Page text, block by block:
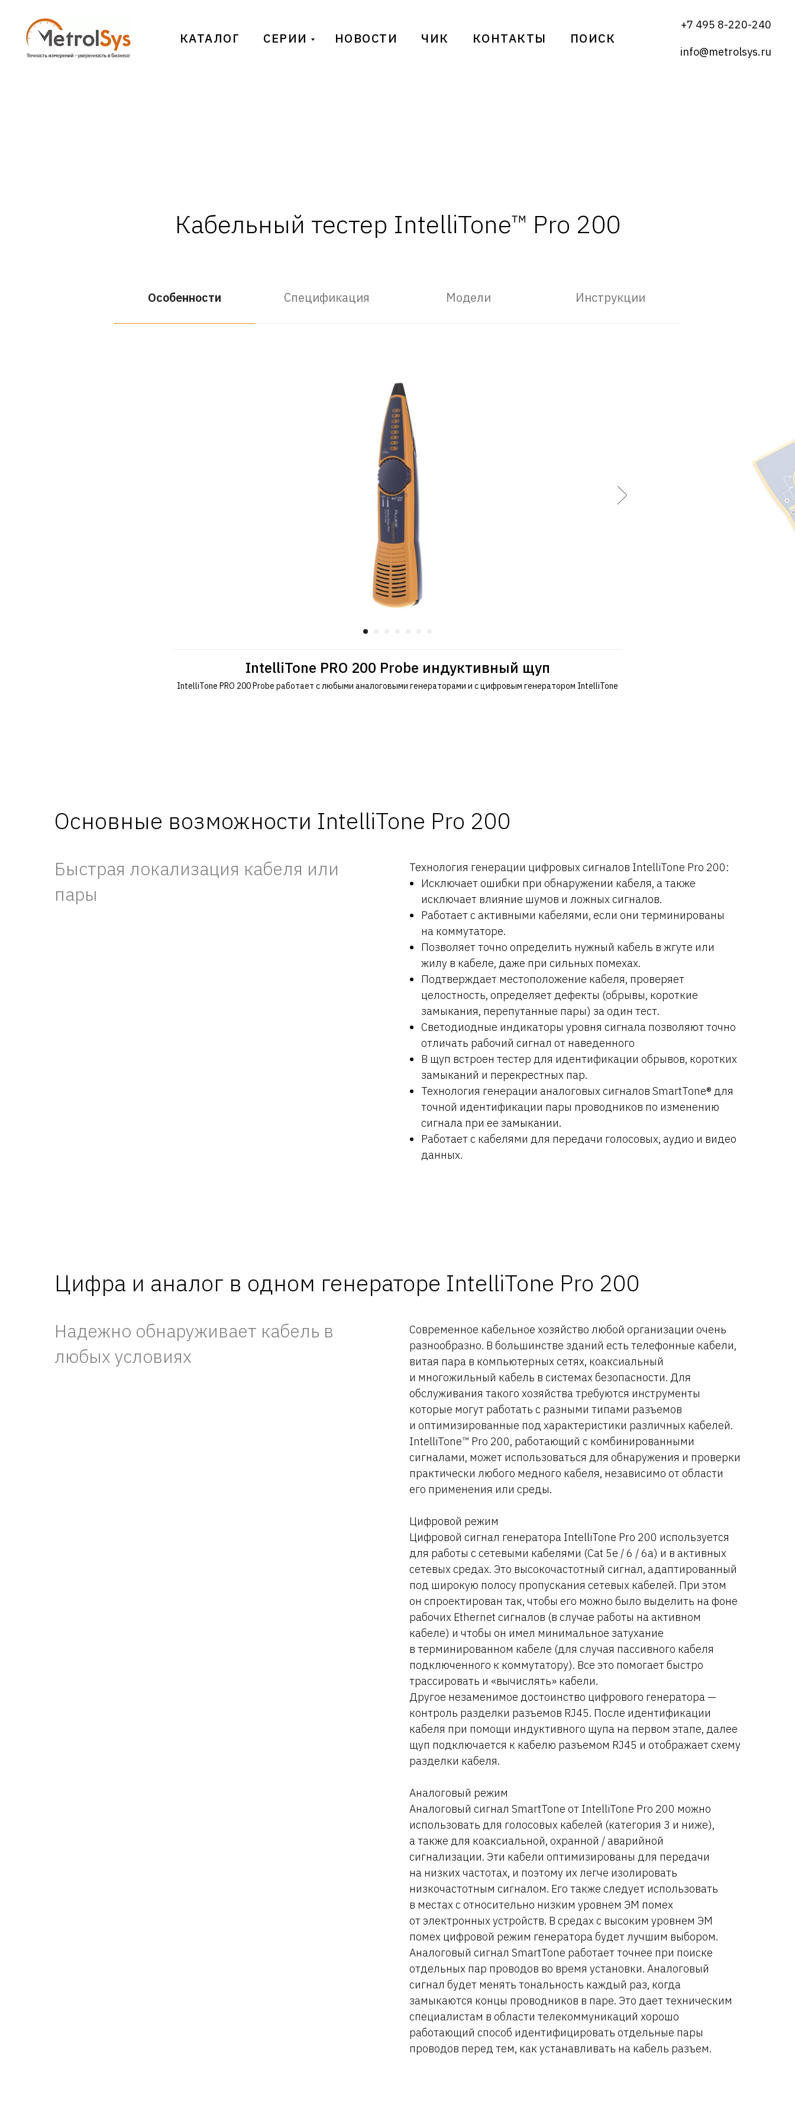
КАТАЛОГ СЕРИИ НОВОСТИ ЧИК КОНТАКТЫ ПОИСК
+7 495 8-220-240
info@metrolsys.ru
Кабельный тестер IntelliTone™ Pro 200
Особенности Спецификация Модели Инструкции
IntelliTone PRO 200 Probe индуктивный щуп
IntelliTone PRO 200 Probe работает с любыми аналоговыми генераторами и с цифровым генератором IntelliTone
Основные возможности IntelliTone Pro 200
Быстрая локализация кабеля или
пары
Технология генерации цифровых сигналов IntelliTone Pro 200:
Исключает ошибки при обнаружении кабеля, а также
исключает влияние шумов и ложных сигналов.
Работает с активными кабелями, если они терминированы
на коммутаторе.
Позволяет точно определить нужный кабель в жгуте или
жилу в кабеле, даже при сильных помехах.
Подтверждает местоположение кабеля, проверяет
целостность, определяет дефекты (обрывы, короткие
замыкания, перепутанные пары) за один тест.
Светодиодные индикаторы уровня сигнала позволяют точно
отличать рабочий сигнал от наведенного
В щуп встроен тестер для идентификации обрывов, коротких
замыканий и перекрестных пар.
Технология генерации аналоговых сигналов SmartTone® для
точной идентификации пары проводников по изменению
сигнала при ее замыкании.
Работает с кабелями для передачи голосовых, аудио и видео
данных.
Цифра и аналог в одном генераторе IntelliTone Pro 200
Надежно обнаруживает кабель в
любых условиях
Современное кабельное хозяйство любой организации очень
разнообразно. В большинстве зданий есть телефонные кабели,
витая пара в компьютерных сетях, коаксиальный
и многожильный кабель в системах безопасности. Для
обслуживания такого хозяйства требуются инструменты
которые могут работать с разными типами разъемов
и оптимизированные под характеристики различных кабелей.
IntelliTone™ Pro 200, работающий с комбинированными
сигналами, может использоваться для обнаружения и проверки
практически любого медного кабеля, независимо от области
его применения или среды.
Цифровой режим
Цифровой сигнал генератора IntelliTone Pro 200 используется
для работы с сетевыми кабелями (Cat 5e / 6 / 6a) и в активных
сетевых средах. Это высокочастотный сигнал, адаптированный
под широкую полосу пропускания сетевых кабелей. При этом
он спроектирован так, чтобы его можно было выделить на фоне
рабочих Ethernet сигналов (в случае работы на активном
кабеле) и чтобы он имел минимальное затухание
в терминированном кабеле (для случая пассивного кабеля
подключенного к коммутатору). Все это помогает быстро
трассировать и «вычислять» кабели.
Другое незаменимое достоинство цифрового генератора —
контроль разделки разъемов RJ45. После идентификации
кабеля при помощи индуктивного щупа на первом этапе, далее
щуп подключается к кабелю разъемом RJ45 и отображает схему
разделки кабеля.
Аналоговый режим
Аналоговый сигнал SmartTone от IntelliTone Pro 200 можно
использовать для голосовых кабелей (категория 3 и ниже),
а также для коаксиальной, охранной / аварийной
сигнализации. Эти кабели оптимизированы для передачи
на низких частотах, и поэтому их легче изолировать
низкочастотным сигналом. Его также следует использовать
в местах с относительно низким уровнем ЭМ помех
от электронных устройств. В средах с высоким уровнем ЭМ
помех цифровой режим генератора будет лучшим выбором.
Аналоговый сигнал SmartTone работает точнее при поиске
отдельных пар проводов во время установки. Аналоговый
сигнал будет менять тональность каждый раз, когда
замыкаются концы проводников в паре. Это дает техническим
специалистам в области телекоммуникаций хорошо
работающий способ идентифицировать отдельные пары
проводов перед тем, как устанавливать на кабель разъем.